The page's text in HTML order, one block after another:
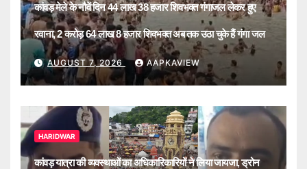
कांवड़ मेले के नौवें दिन 44 लाख 38 हजार शिवभक्त गंगाजल लेकर हुए
रवाना, 2 करोड़ 64 लाख 8 हजार शिवभक्त अब तक उठा चुके हैं गंगा जल
AUGUST 7, 2026 AAPKAVIEW
HARIDWAR
कांवड़ यात्रा की व्यवस्थाओं का अधिकारिकारियों ने लिया जायजा, ड्रोन